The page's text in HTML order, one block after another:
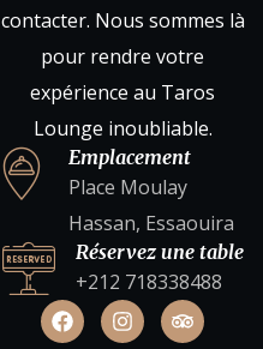
contacter. Nous sommes là
pour rendre votre
expérience au Taros
Lounge inoubliable.
Emplacement
Place Moulay
Hassan, Essaouira
Réservez une table
+212 718338488